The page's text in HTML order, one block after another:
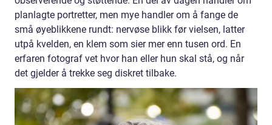
planlagte portretter, men mye handler om å fange de
små øyeblikkene rundt: nervøse blikk før vielsen, latter
utpå kvelden, en klem som sier mer enn tusen ord. En
erfaren fotograf vet hvor han eller hun skal stå, og når
det gjelder å trekke seg diskret tilbake.